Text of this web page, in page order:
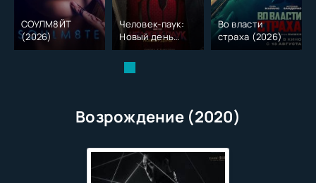
СОУЛМ8ЙТ
(2026)
Человек-паук:
Новый день
(2026)
Во власти
страха (2026)
Возрождение (2020)